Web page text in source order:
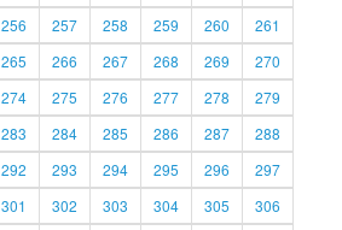
256 257 258 259 260
261
265 266 267 268 269
270
274 275 276 277 278
279
283 284 285 286 287
288
292 293 294 295 296
297
301 302 303 304 305
306